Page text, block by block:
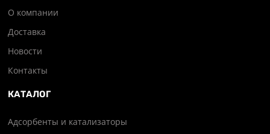
О компании
Доставка
Новости
Контакты
КАТАЛОГ
Адсорбенты и катализаторы